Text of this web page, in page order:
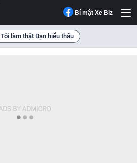
Bí mật Xe Biz
Tôi làm thật Bạn hiểu thấu